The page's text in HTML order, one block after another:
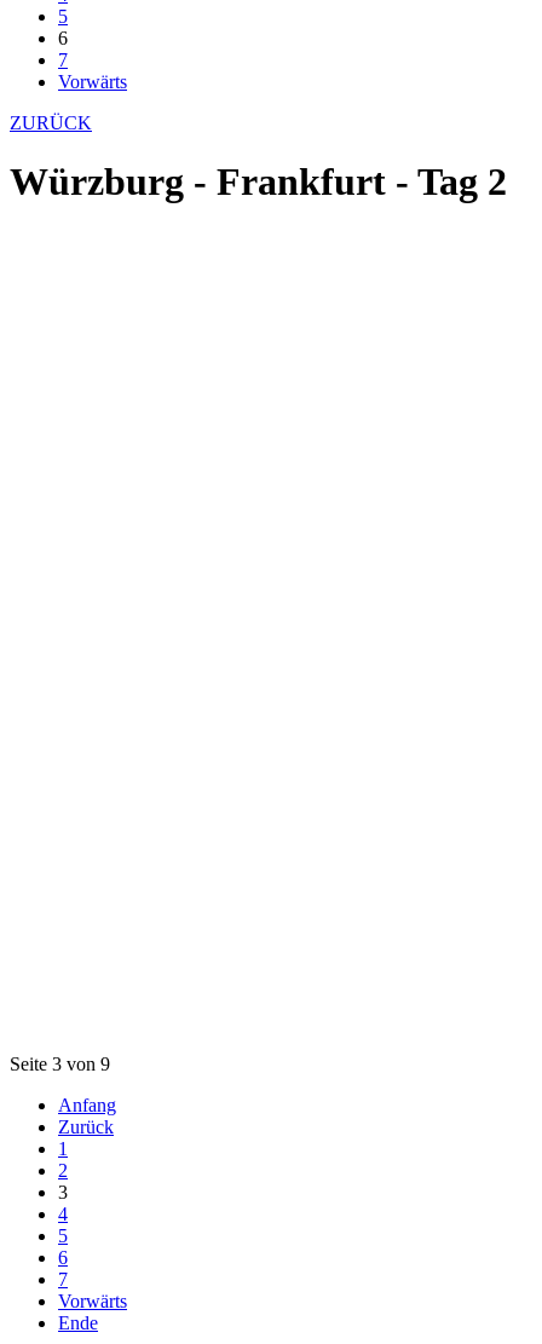
5
6
7
Vorwärts
ZURÜCK
Würzburg - Frankfurt - Tag 2
Seite 3 von 9
Anfang
Zurück
1
2
3
4
5
6
7
Vorwärts
Ende